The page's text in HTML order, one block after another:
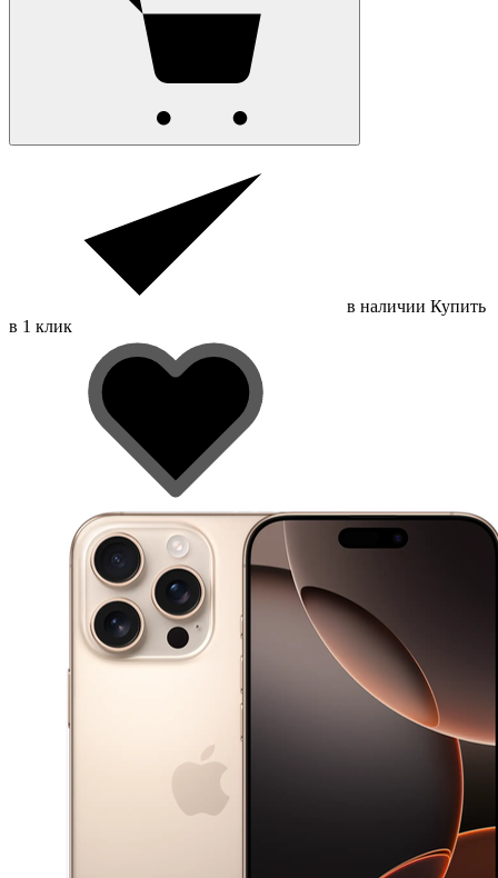
в наличии Купить
в 1 клик